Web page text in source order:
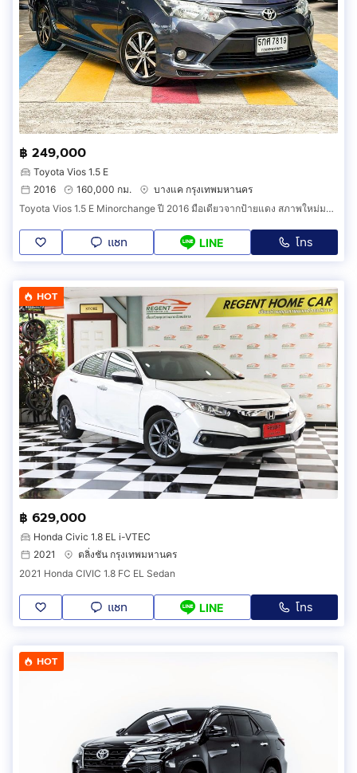
฿ 249,000
Toyota Vios 1.5 E
2016
160,000 กม.
บางแค กรุงเทพมหานคร
Toyota Vios 1.5 E Minorchange ปี 2016 มือเดียวจากป้ายแดง สภาพใหม่มากก เดิมๆทั้งคัน ไม่เคยเฉี่ยวชน ประวัติเข้าศูนย์ครบทุกระยะ จนปัจจุบัน
แชท LINE โทร
HOT
฿ 629,000
Honda Civic 1.8 EL i-VTEC
2021
ตลิ่งชัน กรุงเทพมหานคร
2021 Honda CIVIC 1.8 FC EL Sedan
แชท LINE โทร
HOT